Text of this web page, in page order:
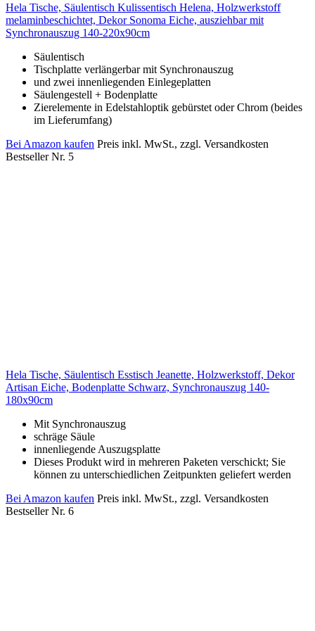
Hela Tische, Säulentisch Kulissentisch Helena, Holzwerkstoff
melaminbeschichtet, Dekor Sonoma Eiche, ausziehbar mit
Synchronauszug 140-220x90cm
Säulentisch
Tischplatte verlängerbar mit Synchronauszug
und zwei innenliegenden Einlegeplatten
Säulengestell + Bodenplatte
Zierelemente in Edelstahloptik gebürstet oder Chrom (beides
im Lieferumfang)
Bei Amazon kaufen Preis inkl. MwSt., zzgl. Versandkosten
Bestseller Nr. 5
Hela Tische, Säulentisch Esstisch Jeanette, Holzwerkstoff, Dekor
Artisan Eiche, Bodenplatte Schwarz, Synchronauszug 140-
180x90cm
Mit Synchronauszug
schräge Säule
innenliegende Auszugsplatte
Dieses Produkt wird in mehreren Paketen verschickt; Sie
können zu unterschiedlichen Zeitpunkten geliefert werden
Bei Amazon kaufen Preis inkl. MwSt., zzgl. Versandkosten
Bestseller Nr. 6